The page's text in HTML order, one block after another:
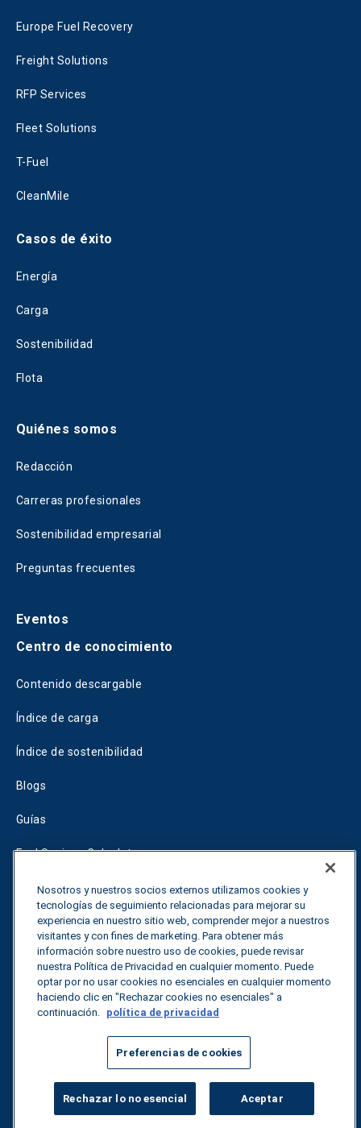
Europe Fuel Recovery
Freight Solutions
RFP Services
Fleet Solutions
T-Fuel
CleanMile
Casos de éxito
Energía
Carga
Sostenibilidad
Flota
Quiénes somos
Redacción
Carreras profesionales
Sostenibilidad empresarial
Preguntas frecuentes
Eventos
Centro de conocimiento
Contenido descargable
Índice de carga
Índice de sostenibilidad
Blogs
Guías
Fuel Savings Calculator
Calculadora de optimización del transporte
Tariff Tracker
Póngase en contacto con nosotros
Todos los derechos reservados. Política de privacidad
Nosotros y nuestros socios externos utilizamos cookies y
tecnologías de seguimiento relacionadas para mejorar su
experiencia en nuestro sitio web, comprender mejor a nuestros
visitantes y con fines de marketing. Para obtener más
información sobre nuestro uso de cookies, puede revisar
nuestra Política de Privacidad en cualquier momento. Puede
optar por no usar cookies no esenciales en cualquier momento
haciendo clic en "Rechazar cookies no esenciales" a
continuación. política de privacidad
Preferencias de cookies
Rechazar lo no esencial Aceptar